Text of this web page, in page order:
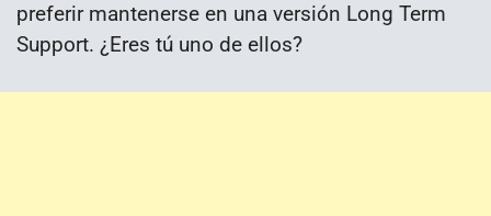
preferir mantenerse en una versión Long Term
Support. ¿Eres tú uno de ellos?